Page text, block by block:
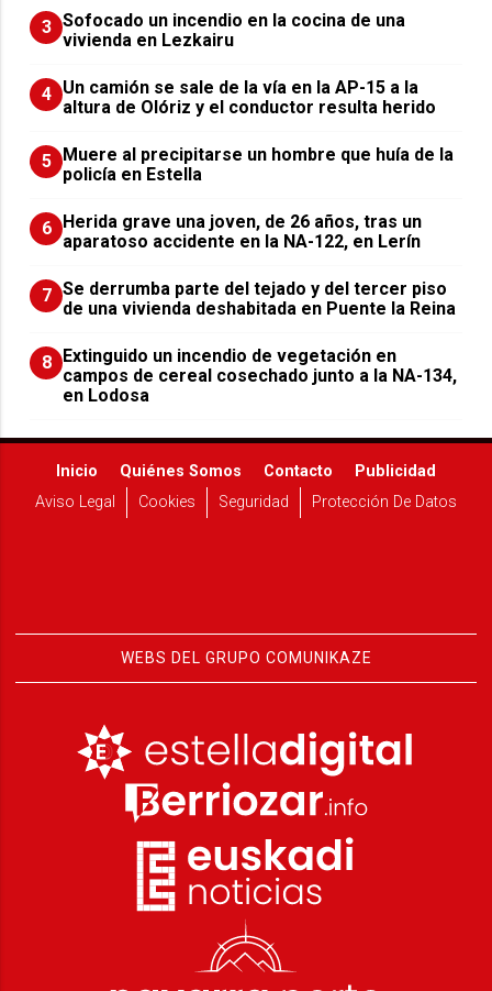
3 Sofocado un incendio en la cocina de una
vivienda en Lezkairu
4 Un camión se sale de la vía en la AP-15 a la
altura de Olóriz y el conductor resulta herido
5 Muere al precipitarse un hombre que huía de la
policía en Estella
6 Herida grave una joven, de 26 años, tras un
aparatoso accidente en la NA-122, en Lerín
7 Se derrumba parte del tejado y del tercer piso
de una vivienda deshabitada en Puente la Reina
8 Extinguido un incendio de vegetación en
campos de cereal cosechado junto a la NA-134,
en Lodosa
Inicio Quiénes Somos Contacto
Publicidad
Aviso Legal
Cookies Seguridad Protección De Datos
WEBS DEL GRUPO COMUNIKAZE